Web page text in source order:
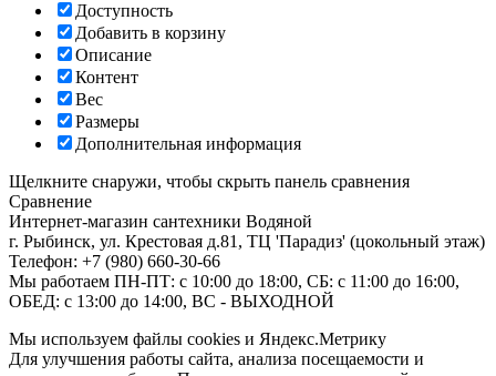
Доступность
Добавить в корзину
Описание
Контент
Вес
Размеры
Дополнительная информация
Щелкните снаружи, чтобы скрыть панель сравнения
Сравнение
Интернет-магазин сантехники Водяной
г. Рыбинск, ул. Крестовая д.81, ТЦ 'Парадиз' (цокольный этаж)
Телефон: +7 (980) 660-30-66
Мы работаем ПН-ПТ: с 10:00 до 18:00, СБ: с 11:00 до 16:00,
ОБЕД: с 13:00 до 14:00, ВС - ВЫХОДНОЙ
Мы используем файлы cookies и Яндекс.Метрику
Для улучшения работы сайта, анализа посещаемости и